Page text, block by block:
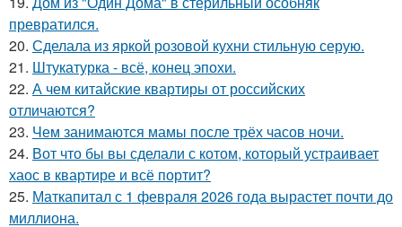
превратился.
20. Сделала из яркой розовой кухни стильную серую.
21. Штукатурка - всё, конец эпохи.
22. А чем китайские квартиры от российских
отличаются?
23. Чем занимаются мамы после трёх часов ночи.
24. Вот что бы вы сделали с котом, который устраивает
хаос в квартире и всё портит?
25. Маткапитал с 1 февраля 2026 года вырастет почти до
миллиона.